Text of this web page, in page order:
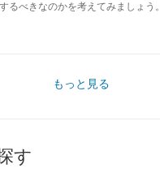
るべきなのかを考えてみましょう。
もっと見る
す